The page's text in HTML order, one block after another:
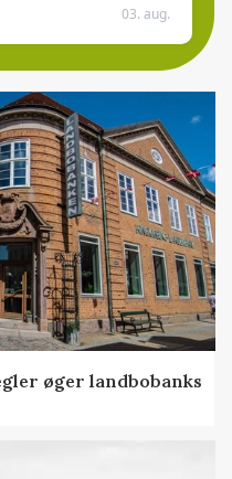
03. aug.
øger landbobanks